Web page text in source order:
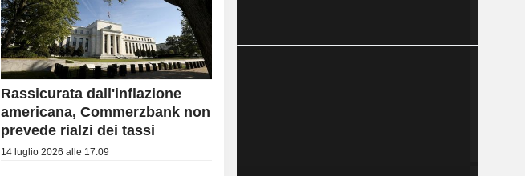
Rassicurata dall'inflazione
americana, Commerzbank non
prevede rialzi dei tassi
14 luglio 2026 alle 17:09